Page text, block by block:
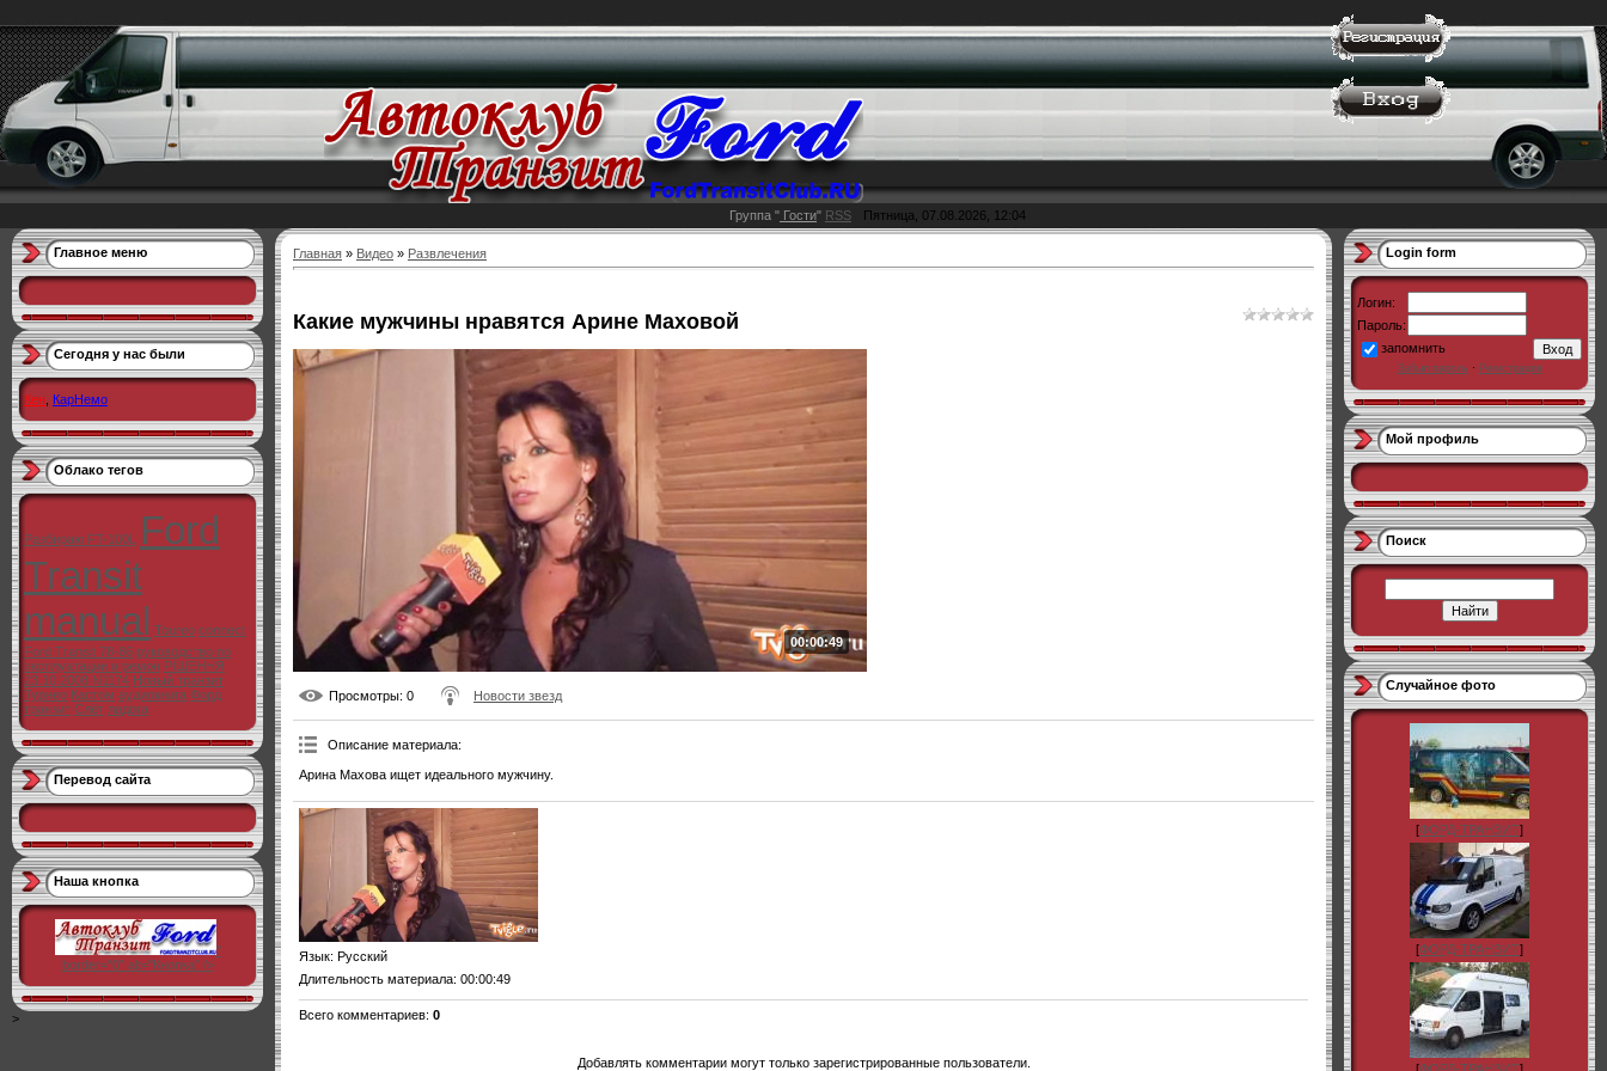
Группа " Гости" RSS Пятница, 07.08.2026, 12:04
Главное меню
Сегодня у нас были
Кен КарНемо
Облако тегов
Разбираю FT-100L
Ford
Transit
manual Toureo connect
Ford Transit 78-86 руководство по
эксплуатации и ремон РІШЕННЯ
23.10.2008 N1174 Новый транзит
Турнео Кастом аудиокнига Форд
транзит Слёт ладога
Перевод сайта
Наша кнопка
"
border="0" alt="Кнопка" />
>
Главная » Видео » Развлечения
Какие мужчины нравятся Арине Маховой
00:00:49
Просмотры: 0 Новости звезд
Описание материала:
Арина Махова ищет идеального мужчину.
Язык: Русский
Длительность материала: 00:00:49
Всего комментариев: 0
Добавлять комментарии могут только зарегистрированные пользователи.
Login form
Логин:
Пароль:
запомнить
Забыл пароль · Регистрация
Мой профиль
Поиск
Случайное фото
[ФОРД-ТРАНЗИТ]
[ФОРД-ТРАНЗИТ]